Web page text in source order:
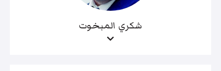
شكري المبخوت